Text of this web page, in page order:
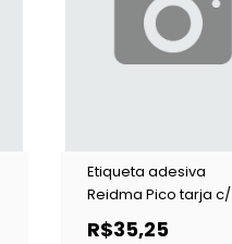
Etiqueta adesiva
Reidma Pico tarja c/
10000 un
R$35,25